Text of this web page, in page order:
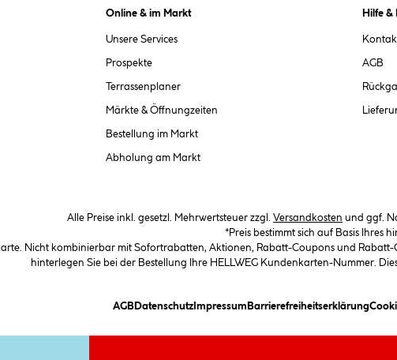
Online & im Markt
Unsere Services
Prospekte
Terrassenplaner
Märkte & Öffnungzeiten
Bestellung im Markt
Abholung am Markt
Hilfe &
AGB
Alle Preise inkl. gesetzl. Mehrwertsteuer zzgl. Versandkosten und ggf.
*Preis bestimmt sich auf Basis Ihres
Nicht kombinierbar mit Sofortrabatten, Aktionen, Rabatt-Coupons und
hinterlegen Sie bei der Bestellung Ihre HELLWEG Kundenkarten-Nummer.
AGB(öffnet ein Dialogfeld)
Datenschutz(öffnet ein Dialogfeld)
Impressum(öffnet ein Dialogfeld)
Barrierefreiheitserklärung